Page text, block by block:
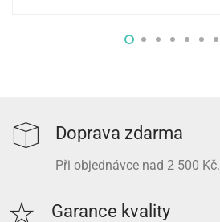
Doprava zdarma
Při objednávce nad 2 500 Kč.
Garance kvality